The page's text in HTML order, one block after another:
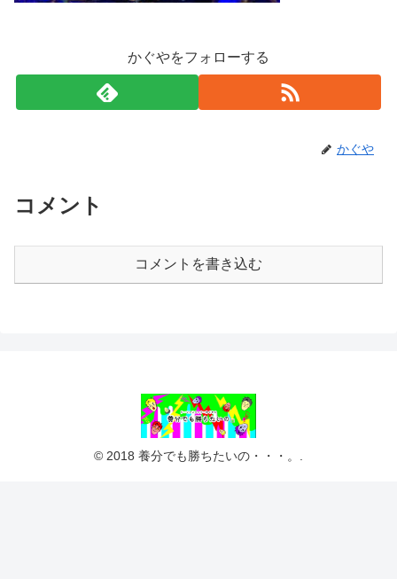
かぐやをフォローする
かぐや
コメント
コメントを書き込む
© 2018 養分でも勝ちたいの・・・。.